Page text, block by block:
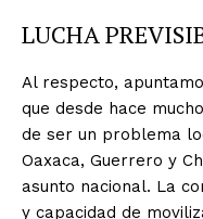
LUCHA
Al respecto,
que desde hace
de ser un problema
Oaxaca, Guerrero y
asunto nacional. La
y capacidad de